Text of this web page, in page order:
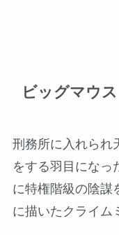
ビッグマウ
刑務所に入れられ
をする羽目になっ
に特権階級の陰謀
に描いたクライム